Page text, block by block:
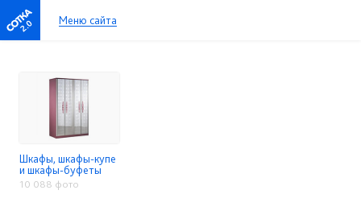
2.0 Меню сайта
Шкафы, шкафы-купе
и шкафы-буфеты
10 088 фото